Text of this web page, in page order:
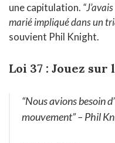
une capitulation.
marié impliqué dans un
souvient Phil Knight.
Loi 37 : Jouez sur
“Nous avions besoin
mouvement”– Phil